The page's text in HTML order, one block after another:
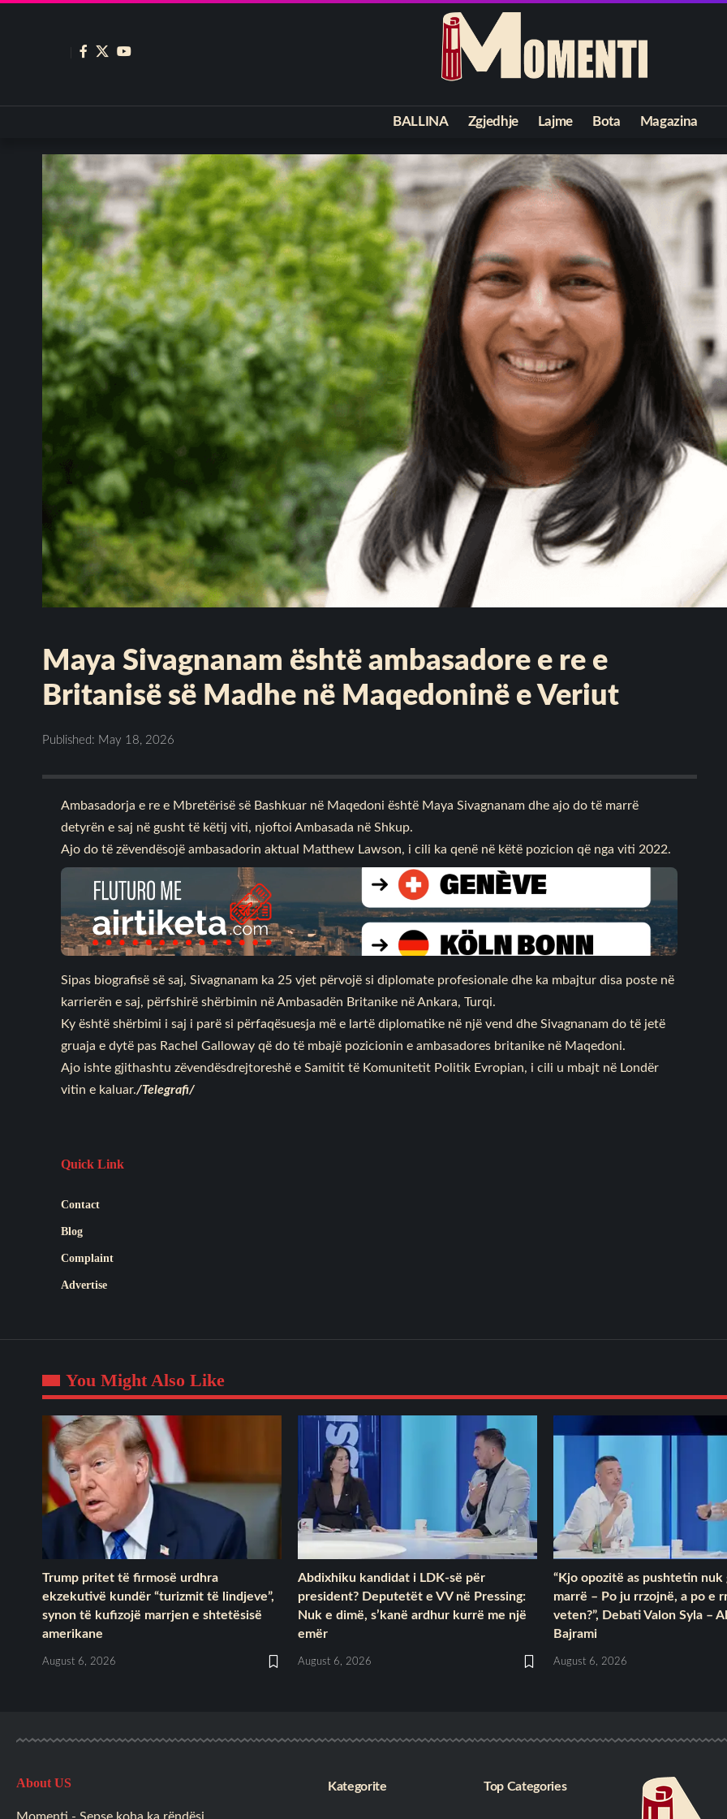
BALLINA Zgjedhje Lajme Bota Magazina
Maya Sivagnanam është ambasadore e re e
Britanisë së Madhe në Maqedoninë e Veriut
Published: May 18, 2026
Ambasadorja e re e Mbretërisë së Bashkuar në Maqedoni është Maya Sivagnanam dhe ajo do të marrë
detyrën e saj në gusht të këtij viti, njoftoi Ambasada në Shkup.
Ajo do të zëvendësojë ambasadorin aktual Matthew Lawson, i cili ka qenë në këtë pozicion që nga viti 2022.
Sipas biografisë së saj, Sivagnanam ka 25 vjet përvojë si diplomate profesionale dhe ka mbajtur disa poste në
karrierën e saj, përfshirë shërbimin në Ambasadën Britanike në Ankara, Turqi.
Ky është shërbimi i saj i parë si përfaqësuesja më e lartë diplomatike në një vend dhe Sivagnanam do të jetë
gruaja e dytë pas Rachel Galloway që do të mbajë pozicionin e ambasadores britanike në Maqedoni.
Ajo ishte gjithashtu zëvendësdrejtoreshë e Samitit të Komunitetit Politik Evropian, i cili u mbajt në Londër
vitin e kaluar./Telegrafi/
Quick Link
Contact
Blog
Complaint
Advertise
You Might Also Like
Trump pritet të firmosë urdhra
ekzekutivë kundër “turizmit të lindjeve”,
synon të kufizojë marrjen e shtetësisë
amerikane
August 6, 2026
Abdixhiku kandidat i LDK-së për
president? Deputetët e VV në Pressing:
Nuk e dimë, s’kanë ardhur kurrë me një
emër
August 6, 2026
“Kjo opozitë as pushtetin nuk
marrë – Po ju rrzojnë, a po e
veten?”, Debati Valon Syla –
Bajrami
August 6, 2026
About US
Momenti - Sepse koha ka rëndësi
Kategorite Top Categories